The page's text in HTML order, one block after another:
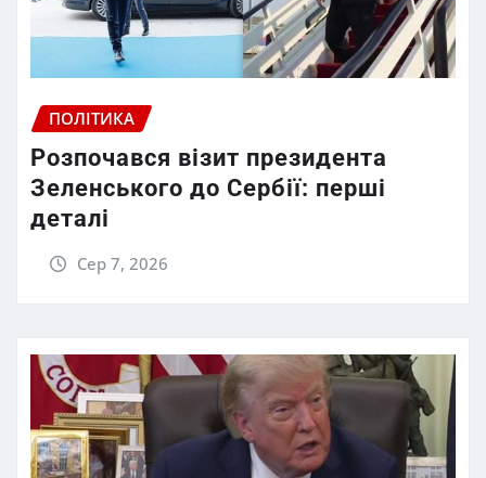
ПОЛІТИКА
Розпочався візит президента
Зеленського до Сербії: перші
деталі
Сер 7, 2026